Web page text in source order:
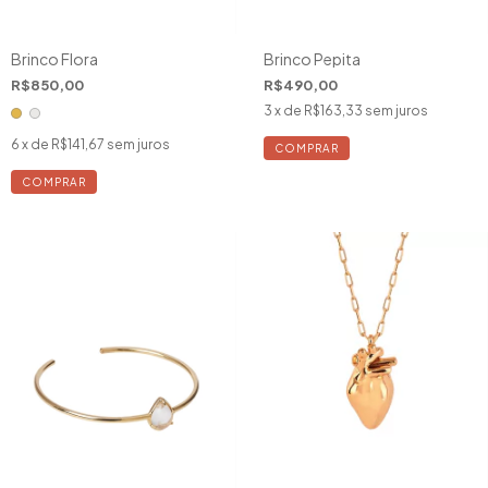
Brinco Flora
R$850,00
6 x de R$141,67 sem juros
COMPRAR
Brinco Pepita
R$490,00
3 x de R$163,33 sem juros
COMPRAR